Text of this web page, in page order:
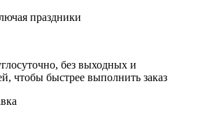
праздники
без выходных и
чтобы быстрее выполнить заказ